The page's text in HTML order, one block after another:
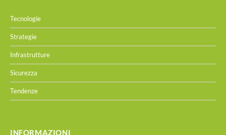
Tecnologie
Strategie
Infrastrutture
Sicurezza
Tendenze
INFORMAZIONI